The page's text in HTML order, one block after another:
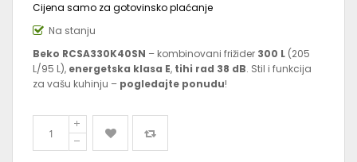
Cijena samo za gotovinsko plaćanje
Na stanju
Beko RCSA330K40SN – kombinovani frižider 300 L (205
L/95 L), energetska klasa E, tihi rad 38 dB. Stil i funkcija
za vašu kuhinju – pogledajte ponudu!